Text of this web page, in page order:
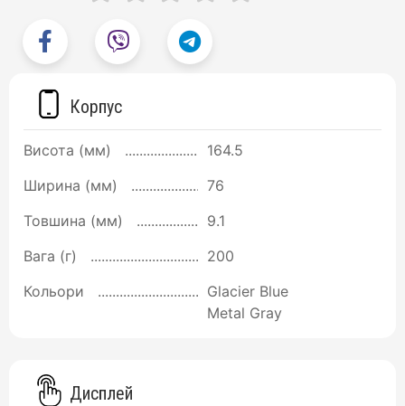
Корпус
Висота (мм)
164.5
Ширина (мм)
76
Товшина (мм)
9.1
Вага (г)
200
Кольори
Glacier Blue
Metal Gray
Дисплей